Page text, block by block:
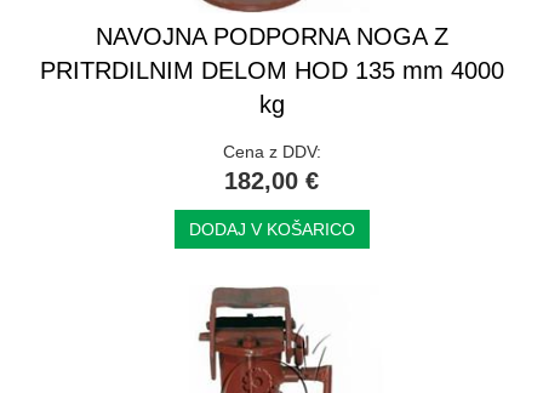
NAVOJNA PODPORNA NOGA Z
PRITRDILNIM DELOM HOD 135 mm 4000
kg
Cena z DDV:
182,00 €
DODAJ V KOŠARICO